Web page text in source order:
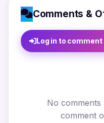
Comments &
Log in to
No
comment